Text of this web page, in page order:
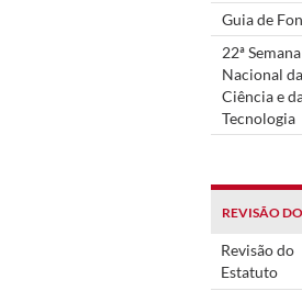
Guia de
22ª Semana
Nacional da
Ciência e
Tecnologia
REVISÃO
Revisão do
Estatuto